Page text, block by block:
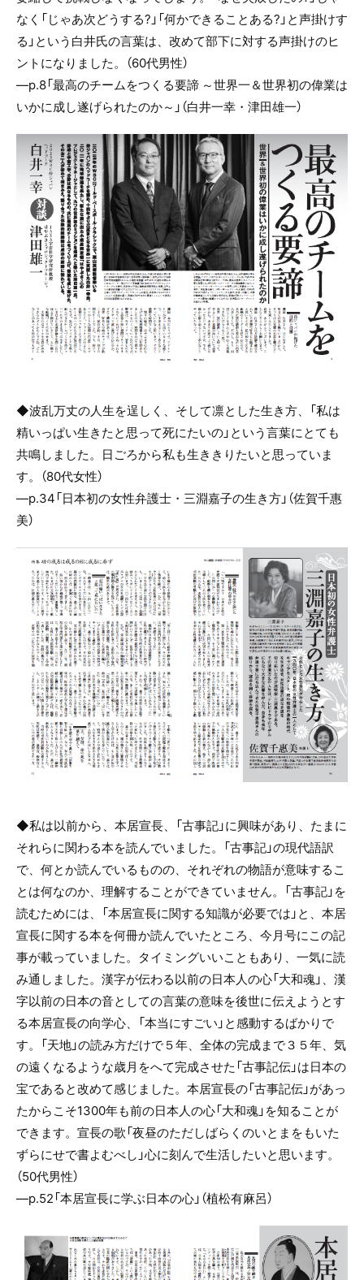
なく「じゃあ次どうする?」「何かできることある?」と声掛けす
る」という白井氏の言葉は、改めて部下に対する声掛けのヒ
ントになりました。（60代男性）
―p.8「最高のチームをつくる要諦 ～世界一＆世界初の偉業は
いかに成し遂げられたのか～」（白井一幸・津田雄一）
◆波乱万丈の人生を逞しく、そして凛とした生き方、「私は
精いっぱい生きたと思って死にたいの」という言葉にとても
共鳴しました。日ごろから私も生ききりたいと思っていま
す。（80代女性）
―p.34「日本初の女性弁護士・三淵嘉子の生き方」（佐賀千惠
美）
◆私は以前から、本居宣長、「古事記」に興味があり、たまに
それらに関わる本を読んでいました。「古事記」の現代語訳
で、何とか読んでいるものの、それぞれの物語が意味するこ
とは何なのか、理解することができていません。「古事記」を
読むためには、「本居宣長に関する知識が必要では」と、本居
宣長に関する本を何冊か読んでいたところ、今月号にこの記
事が載っていました。タイミングいいこともあり、一気に読
み通しました。漢字が伝わる以前の日本人の心「大和魂」、漢
字以前の日本の音としての言葉の意味を後世に伝えようとす
る本居宣長の向学心、「本当にすごい」と感動するばかりで
す。「天地」の読み方だけで５年、全体の完成まで３５年、気
の遠くなるような歳月をへて完成させた「古事記伝」は日本の
宝であると改めて感じました。本居宣長の「古事記伝」があっ
たからこそ1300年も前の日本人の心「大和魂」を知ることが
できます。宣長の歌「夜昼のただしばらくのいとまをもいた
ずらにせで書よむべし」心に刻んで生活したいと思います。
（50代男性）
―p.52「本居宣長に学ぶ日本の心」（植松有麻呂）